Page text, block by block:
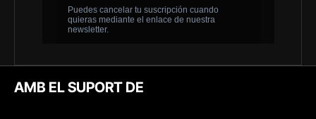
AMB EL SUPORT DE